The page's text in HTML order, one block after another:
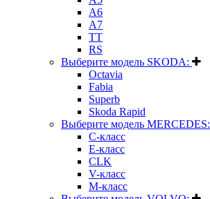
A6
A7
TT
RS
Выберите модель SKODA:
Octavia
Fabia
Superb
Skoda Rapid
Выберите модель MERCEDES:
C-класс
E-класс
CLK
V-класс
M-класс